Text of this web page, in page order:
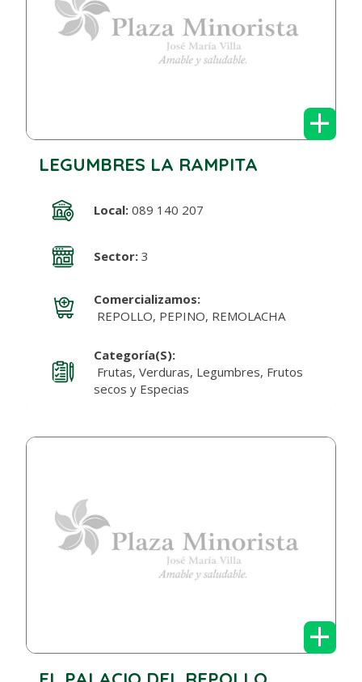
+
LEGUMBRES LA RAMPITA
Local:089 140 207
Sector:3
Comercializamos:
REPOLLO, PEPINO, REMOLACHA
Categoría(s):
Frutas, Verduras, Legumbres, Frutos
secos y Especias
+